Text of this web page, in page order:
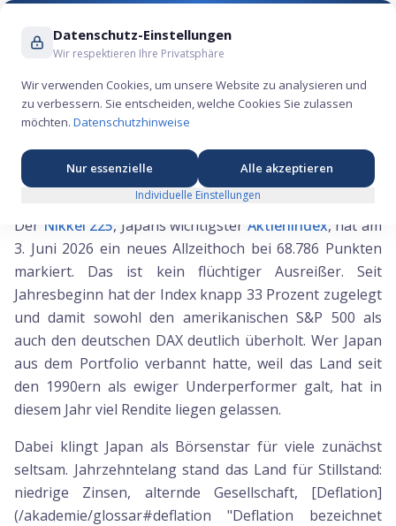
Suche ...
Japans Börse hängt den Rest der Welt ab
Tokio im Rekordmodus
Der Nikkei 225, Japans wichtigster Aktienindex, hat am
3. Juni 2026 ein neues Allzeithoch bei 68.786 Punkten
markiert. Das ist kein flüchtiger Ausreißer. Seit
Jahresbeginn hat der Index knapp 33 Prozent zugelegt
und damit sowohl den amerikanischen S&P 500 als
auch den deutschen DAX deutlich überholt. Wer Japan
aus dem Portfolio verbannt hatte, weil das Land seit
den 1990ern als ewiger Underperformer galt, hat in
diesem Jahr viel Rendite liegen gelassen.
Dabei klingt Japan als Börsenstar für viele zunächst
seltsam. Jahrzehntelang stand das Land für Stillstand:
niedrige Zinsen, alternde Gesellschaft, [Deflation]
(/akademie/glossar#deflation "Deflation bezeichnet
Datenschutz-Einstellungen
Wir respektieren Ihre Privatsphäre
Wir verwenden Cookies, um unsere Website zu analysieren und
zu verbessern. Sie entscheiden, welche Cookies Sie zulassen
möchten. Datenschutzhinweise
Nur essenzielle Alle akzeptieren
Individuelle Einstellungen